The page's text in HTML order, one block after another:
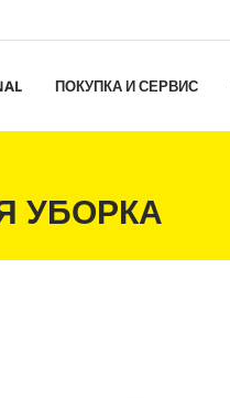
ПОКУПКА И СЕРВИС
УБОРКА